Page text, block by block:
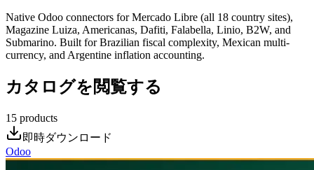
Native Odoo connectors for Mercado Libre (all 18 country sites),
Magazine Luiza, Americanas, Dafiti, Falabella, Linio, B2W, and
Submarino. Built for Brazilian fiscal complexity, Mexican multi-
currency, and Argentine inflation accounting.
カタログを閲覧する
15 products
即時ダウンロード
Odoo